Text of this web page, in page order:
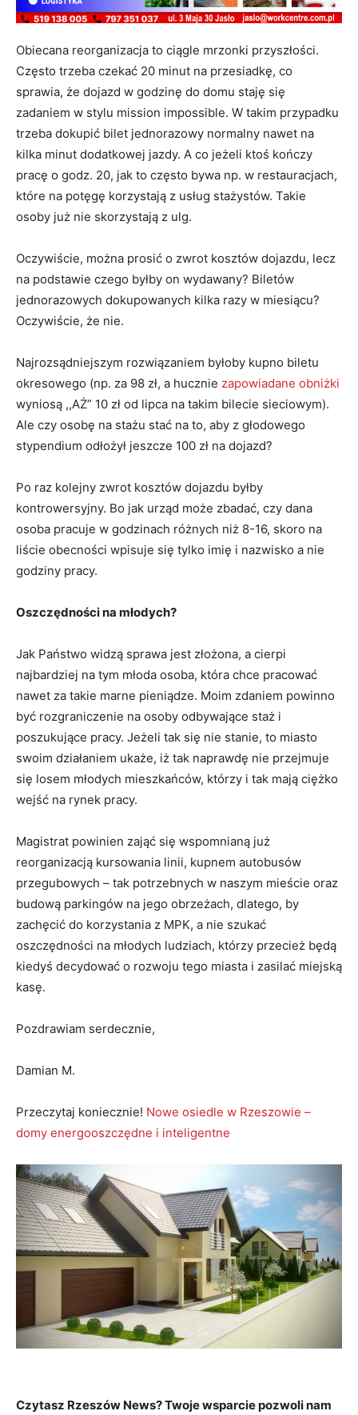
Obiecana reorganizacja to ciągle mrzonki przyszłości.
Często trzeba czekać 20 minut na przesiadkę, co
sprawia, że dojazd w godzinę do domu staję się
zadaniem w stylu mission impossible. W takim przypadku
trzeba dokupić bilet jednorazowy normalny nawet na
kilka minut dodatkowej jazdy. A co jeżeli ktoś kończy
pracę o godz. 20, jak to często bywa np. w restauracjach,
które na potęgę korzystają z usług stażystów. Takie
osoby już nie skorzystają z ulg.
Oczywiście, można prosić o zwrot kosztów dojazdu, lecz
na podstawie czego byłby on wydawany? Biletów
jednorazowych dokupowanych kilka razy w miesiącu?
Oczywiście, że nie.
Najrozsądniejszym rozwiązaniem byłoby kupno biletu
okresowego (np. za 98 zł, a hucznie zapowiadane obniżki
wyniosą ,,AŻ” 10 zł od lipca na takim bilecie sieciowym).
Ale czy osobę na stażu stać na to, aby z głodowego
stypendium odłożył jeszcze 100 zł na dojazd?
Po raz kolejny zwrot kosztów dojazdu byłby
kontrowersyjny. Bo jak urząd może zbadać, czy dana
osoba pracuje w godzinach różnych niż 8-16, skoro na
liście obecności wpisuje się tylko imię i nazwisko a nie
godziny pracy.
Oszczędności na młodych?
Jak Państwo widzą sprawa jest złożona, a cierpi
najbardziej na tym młoda osoba, która chce pracować
nawet za takie marne pieniądze. Moim zdaniem powinno
być rozgraniczenie na osoby odbywające staż i
poszukujące pracy. Jeżeli tak się nie stanie, to miasto
swoim działaniem ukaże, iż tak naprawdę nie przejmuje
się losem młodych mieszkańców, którzy i tak mają ciężko
wejść na rynek pracy.
Magistrat powinien zająć się wspomnianą już
reorganizacją kursowania linii, kupnem autobusów
przegubowych – tak potrzebnych w naszym mieście oraz
budową parkingów na jego obrzeżach, dlatego, by
zachęcić do korzystania z MPK, a nie szukać
oszczędności na młodych ludziach, którzy przecież będą
kiedyś decydować o rozwoju tego miasta i zasilać miejską
kasę.
Pozdrawiam serdecznie,
Damian M.
Przeczytaj koniecznie! Nowe osiedle w Rzeszowie –
domy energooszczędne i inteligentne
Czytasz Rzeszów News? Twoje wsparcie pozwoli nam